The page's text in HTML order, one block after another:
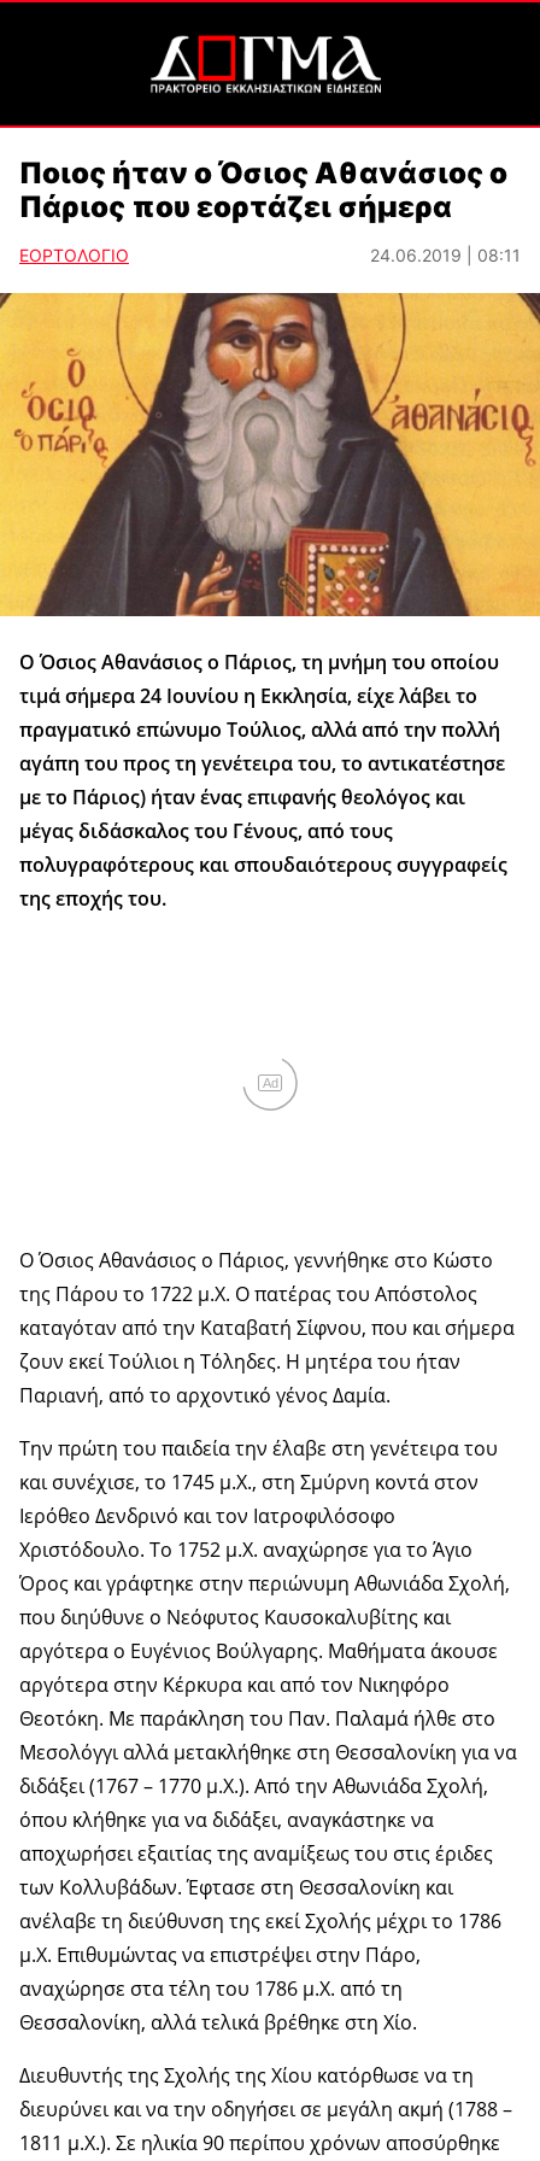
Ποιος ήταν ο Όσιος Αθανάσιος ο
Πάριος που εορτάζει σήμερα
ΕΟΡΤΟΛΟΓΙΟ 24.06.2019 | 08:11
Ο Όσιος Αθανάσιος ο Πάριος, τη μνήμη του οποίου
τιμά σήμερα 24 Ιουνίου η Εκκλησία, είχε λάβει το
πραγματικό επώνυμο Τούλιος, αλλά από την πολλή
αγάπη του προς τη γενέτειρα του, το αντικατέστησε
με το Πάριος) ήταν ένας επιφανής θεολόγος και
μέγας διδάσκαλος του Γένους, από τους
πολυγραφότερους και σπουδαιότερους συγγραφείς
της εποχής του.
Ad
Ο Όσιος Αθανάσιος ο Πάριος, γεννήθηκε στο Κώστο
της Πάρου το 1722 μ.Χ. Ο πατέρας του Απόστολος
καταγόταν από την Καταβατή Σίφνου, που και σήμερα
ζουν εκεί Τούλιοι η Τόληδες. Η μητέρα του ήταν
Παριανή, από το αρχοντικό γένος Δαμία.
Την πρώτη του παιδεία την έλαβε στη γενέτειρα του
και συνέχισε, το 1745 μ.Χ., στη Σμύρνη κοντά στον
Ιερόθεο Δενδρινό και τον Ιατροφιλόσοφο
Χριστόδουλο. Το 1752 μ.Χ. αναχώρησε για το Άγιο
Όρος και γράφτηκε στην περιώνυμη Αθωνιάδα Σχολή,
που διηύθυνε ο Νεόφυτος Καυσοκαλυβίτης και
αργότερα ο Ευγένιος Βούλγαρης. Μαθήματα άκουσε
αργότερα στην Κέρκυρα και από τον Νικηφόρο
Θεοτόκη. Με παράκληση του Παν. Παλαμά ήλθε στο
Μεσολόγγι αλλά μετακλήθηκε στη Θεσσαλονίκη για να
διδάξει (1767 – 1770 μ.Χ.). Από την Αθωνιάδα Σχολή,
όπου κλήθηκε για να διδάξει, αναγκάστηκε να
αποχωρήσει εξαιτίας της αναμίξεως του στις έριδες
των Κολλυβάδων. Έφτασε στη Θεσσαλονίκη και
ανέλαβε τη διεύθυνση της εκεί Σχολής μέχρι το 1786
μ.Χ. Επιθυμώντας να επιστρέψει στην Πάρο,
αναχώρησε στα τέλη του 1786 μ.Χ. από τη
Θεσσαλονίκη, αλλά τελικά βρέθηκε στη Χίο.
Διευθυντής της Σχολής της Χίου κατόρθωσε να τη
διευρύνει και να την οδηγήσει σε μεγάλη ακμή (1788 –
1811 μ.Χ.). Σε ηλικία 90 περίπου χρόνων αποσύρθηκε